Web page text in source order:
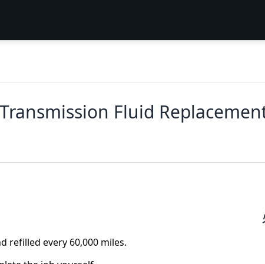
Fluid
refilled every 60,000 miles.